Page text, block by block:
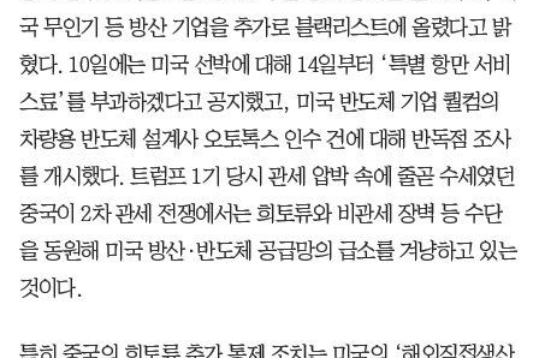
국 무인기 등 방산 기업을 추가로 블랙리스트에 올렸다고 밝
혔다. 10일에는 미국 선박에 대해 14일부터 ‘특별 항만 서비
스료’를 부과하겠다고 공지했고, 미국 반도체 기업 퀄컴의
차량용 반도체 설계사 오토톡스 인수 건에 대해 반독점 조사
를 개시했다. 트럼프 1기 당시 관세 압박 속에 줄곧 수세였던
중국이 2차 관세 전쟁에서는 희토류와 비관세 장벽 등 수단
을 동원해 미국 방산·반도체 공급망의 급소를 겨냥하고 있는
것이다.